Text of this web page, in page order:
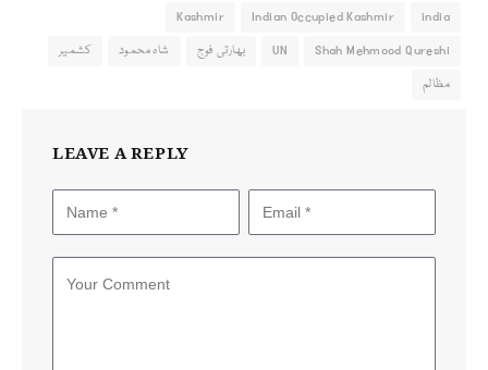
india
Indian Occupied Kashmir
Kashmir
Shah Mehmood Qureshi
UN بھارتی فوج شاہ محمود
کشمیر
مظالم
LEAVE A REPLY